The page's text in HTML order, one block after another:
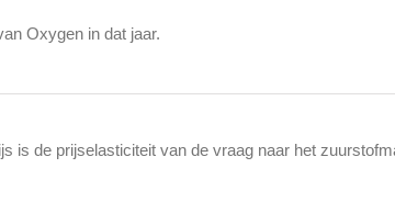
Oxygen in dat jaar.
is de prijselasticiteit van de vraag naar het